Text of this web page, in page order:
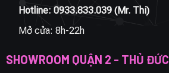
Hotline: 0933.833.039(Mr. Thi)
Mở cửa: 8h-22h
SHOWROOM QUẬN 2 - THỦ ĐỨC